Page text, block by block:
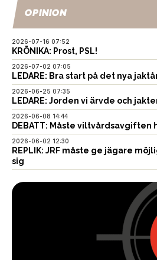
OPINION
2026-07-16 07:52
KRÖNIKA: Prost, PSL!
2026-07-02 07:05
LEDARE: Bra start på det nya
2026-06-25 07:35
LEDARE: Jorden vi ärvde och
2026-06-08 14:44
DEBATT: Måste viltvårdsavgiften
2026-06-02 12:30
REPLIK: JRF måste ge jägare
sig